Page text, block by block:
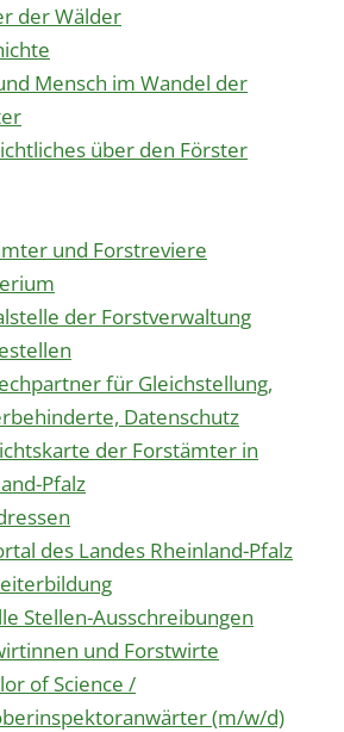
der Wälder
Mensch im Wandel der
über den Förster
und Forstreviere
der Forstverwaltung
für Gleichstellung,
Datenschutz
der Forstämter in
Pfalz
des Landes Rheinland-Pfalz
Stellen-Ausschreibungen
und Forstwirte
of Science /
(m/w/d)